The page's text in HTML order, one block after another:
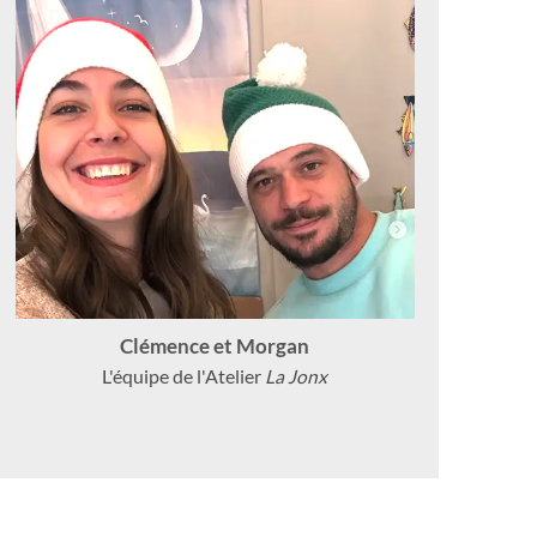
Clémence et Morgan
L'équipe de l'Atelier La Jonx